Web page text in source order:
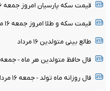
قیمت سکه پارسیان امروز جمعه ۱۶ مرداد ۱۴۰۵ + جدول
قیمت سکه و طلا امروز جمعه ۱۶ مرداد ۱۴۰۵ + جدول
طالع بینی متولدین ۱۶ مرداد
فال حافظ متولدین هر ماه - جمعه ۱۶ مرداد ۱۴۰۵
فال روزانه ماه تولد - جمعه ۱۶ مرداد ۱۴۰۵